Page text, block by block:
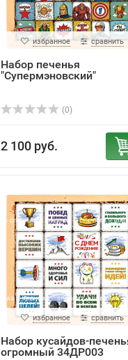
избранное сравнить
Набор печенья
"Супермэновский"
(0)
2 100 руб.
избранное сравнить
Набор кусайдов-
огромный 34ДР003